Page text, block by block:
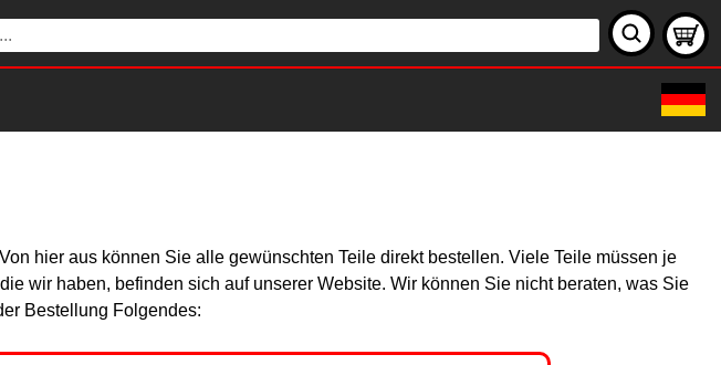
hier aus können Sie alle gewünschten Teile direkt bestellen. Viele Teile müssen je
wir haben, befinden sich auf unserer Website. Wir können Sie nicht beraten, was Sie
Bestellung Folgendes: